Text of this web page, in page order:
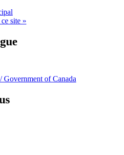
site »
/Government of Canada